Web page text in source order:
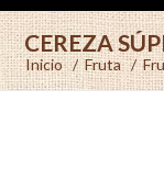
CEREZA
Inicio / Fruta /